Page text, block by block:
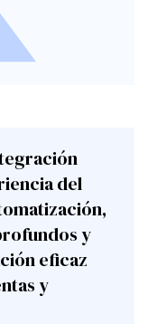
del
y
eficaz
y